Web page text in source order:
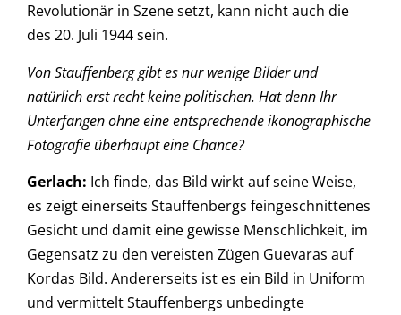
Revolutionär in Szene setzt, kann nicht auch die
des 20. Juli 1944 sein.
Von Stauffenberg gibt es nur wenige Bilder und
natürlich erst recht keine politischen. Hat denn Ihr
Unterfangen ohne eine entsprechende ikonographische
Fotografie überhaupt eine Chance?
Gerlach: Ich finde, das Bild wirkt auf seine Weise,
es zeigt einerseits Stauffenbergs feingeschnittenes
Gesicht und damit eine gewisse Menschlichkeit, im
Gegensatz zu den vereisten Zügen Guevaras auf
Kordas Bild. Andererseits ist es ein Bild in Uniform
und vermittelt Stauffenbergs unbedingte